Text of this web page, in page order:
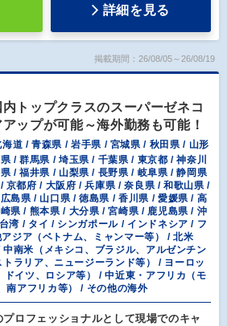
詳細を見る
掲載期間：26/08/05～26/08/19
内トップクラスのスーパーゼネコ
ップが可能～海外勤務も可能！
海道 / 青森県 / 岩手県 / 宮城県 / 秋田県 / 山形
/ 群馬県 / 埼玉県 / 千葉県 / 東京都 / 神奈川
/ 福井県 / 山梨県 / 長野県 / 岐阜県 / 静岡県
京都府 / 大阪府 / 兵庫県 / 奈良県 / 和歌山県 /
島県 / 山口県 / 徳島県 / 香川県 / 愛媛県 / 高
県 / 熊本県 / 大分県 / 宮崎県 / 鹿児島県 / 沖
湾 / タイ / シンガポール / インドネシア / フ
ジア（ベトナム、ミャンマー等） / 北米
中南米（メキシコ、ブラジル、アルゼンチン
ラリア、ニュージーランド等） / ヨーロッ
イツ、ロシア等） / 中近東・アフリカ（モ
南アフリカ等） / その他の海外
ロフェッショナルとして現場でのキャ